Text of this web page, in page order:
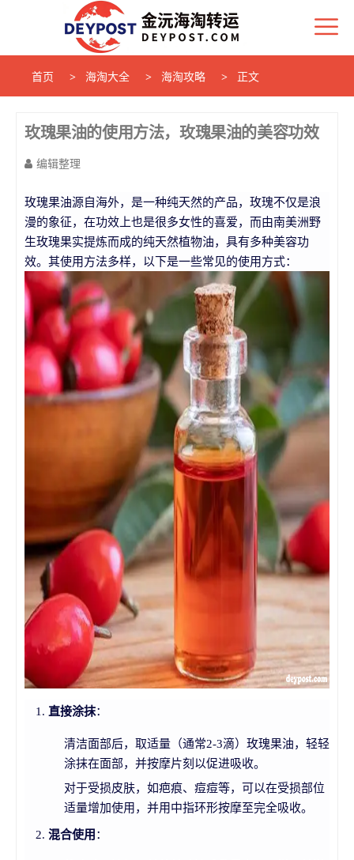
首页 海淘大全 海淘攻略 正文
玫瑰果油的使用方法，玫瑰果油的美容功效
编辑整理
玫瑰果油源自海外，是一种纯天然的产品，玫瑰不仅是浪
漫的象征，在功效上也是很多女性的喜爱，而由南美洲野
生玫瑰果实提炼而成的纯天然植物油，具有多种美容功
效。其使用方法多样，以下是一些常见的使用方式：
直接涂抹：
清洁面部后，取适量（通常2-3滴）玫瑰果油，轻轻
涂抹在面部，并按摩片刻以促进吸收。
对于受损皮肤，如疤痕、痘痘等，可以在受损部位
适量增加使用，并用中指环形按摩至完全吸收。
混合使用：